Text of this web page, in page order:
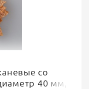
со
40 мм,